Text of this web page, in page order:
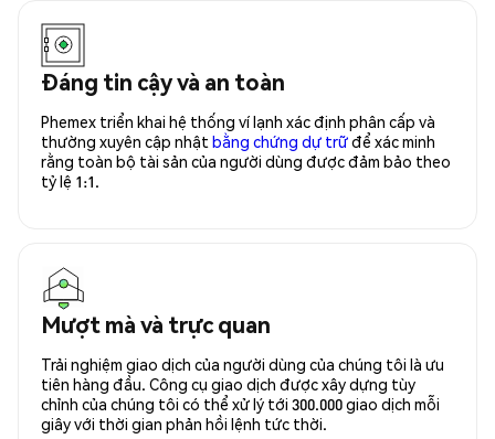
Đáng tin cậy và an toàn
Phemex triển khai hệ thống ví lạnh xác định phân cấp và
thường xuyên cập nhật bằng chứng dự trữđể xác minh
rằng toàn bộ tài sản của người dùng được đảm bảo theo
tỷ lệ 1:1.
Mượt mà và trực quan
Trải nghiệm giao dịch của người dùng của chúng tôi là ưu
tiên hàng đầu. Công cụ giao dịch được xây dựng tùy
chỉnh của chúng tôi có thể xử lý tới 300.000 giao dịch mỗi
giây với thời gian phản hồi lệnh tức thời.